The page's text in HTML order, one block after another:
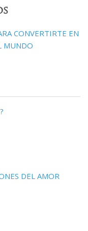
CONVERTIRTE EN
MUNDO
DEL AMOR